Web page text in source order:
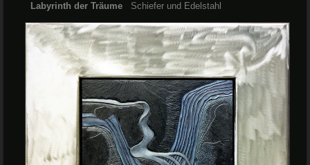
Labyrinth der Träume Schiefer und Edelstahl